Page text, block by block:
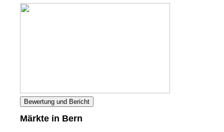
Bewertung und Bericht
Märkte in Bern